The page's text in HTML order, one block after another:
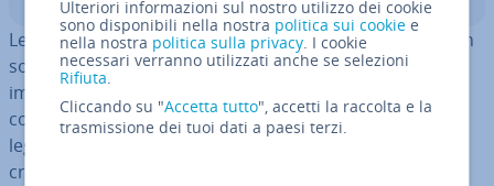
Le reti in­for­ma­ti­che sono vul­ne­ra­bi­li agli attacchi se non
sono protette ade­gua­ta­men­te. L’obiettivo è quindi di
impedire l’accesso non au­to­riz­za­to ai dati e ai servizi
condivisi da parte di terzi. Per per­met­te­re agli utenti
legittimi di con­net­ter­si tra loro, è quindi ne­ces­sa­rio
creare accessi sicuri alla rete che al­tri­men­ti sarebbe
Ulteriori informazioni sul nostro utilizzo dei cookie
sono disponibili nella nostra politica sui cookie e
nella nostra politica sulla privacy. I cookie
necessari verranno utilizzati anche se selezioni
Rifiuta.
Cliccando su "Accetta tutto", accetti la raccolta e la
trasmissione dei tuoi dati a paesi terzi.